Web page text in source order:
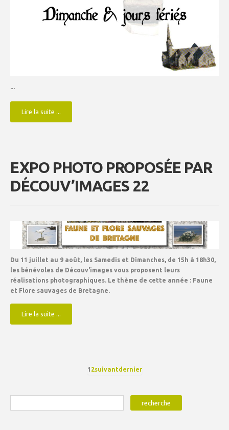
...
Lire la suite ...
EXPO PHOTO PROPOSÉE PAR
DÉCOUV’IMAGES 22
Du 11 juillet au 9 août, les Samedis et Dimanches, de 15h à 18h30,
les bénévoles de Découv'images vous proposent leurs
réalisations photographiques. Le thème de cette année : Faune
et Flore sauvages de Bretagne.
Lire la suite ...
1 2suivantdernier